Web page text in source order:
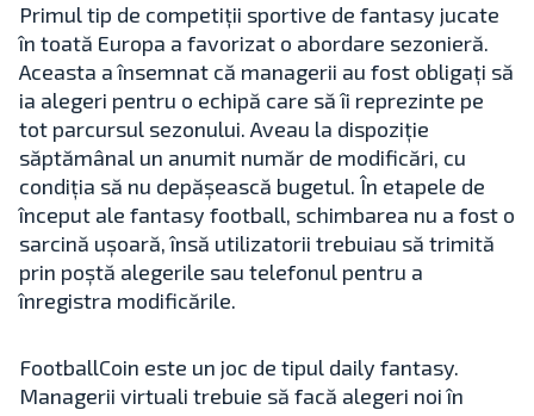
Primul tip de competiții sportive de fantasy jucate
în toată Europa a favorizat o abordare sezonieră.
Aceasta a însemnat că managerii au fost obligați să
ia alegeri pentru o echipă care să îi reprezinte pe
tot parcursul sezonului. Aveau la dispoziție
săptămânal un anumit număr de modificări, cu
condiția să nu depășească bugetul. În etapele de
început ale fantasy football, schimbarea nu a fost o
sarcină ușoară, însă utilizatorii trebuiau să trimită
prin poștă alegerile sau telefonul pentru a
înregistra modificările.
FootballCoin este un joc de tipul daily fantasy.
Managerii virtuali trebuie să facă alegeri noi în